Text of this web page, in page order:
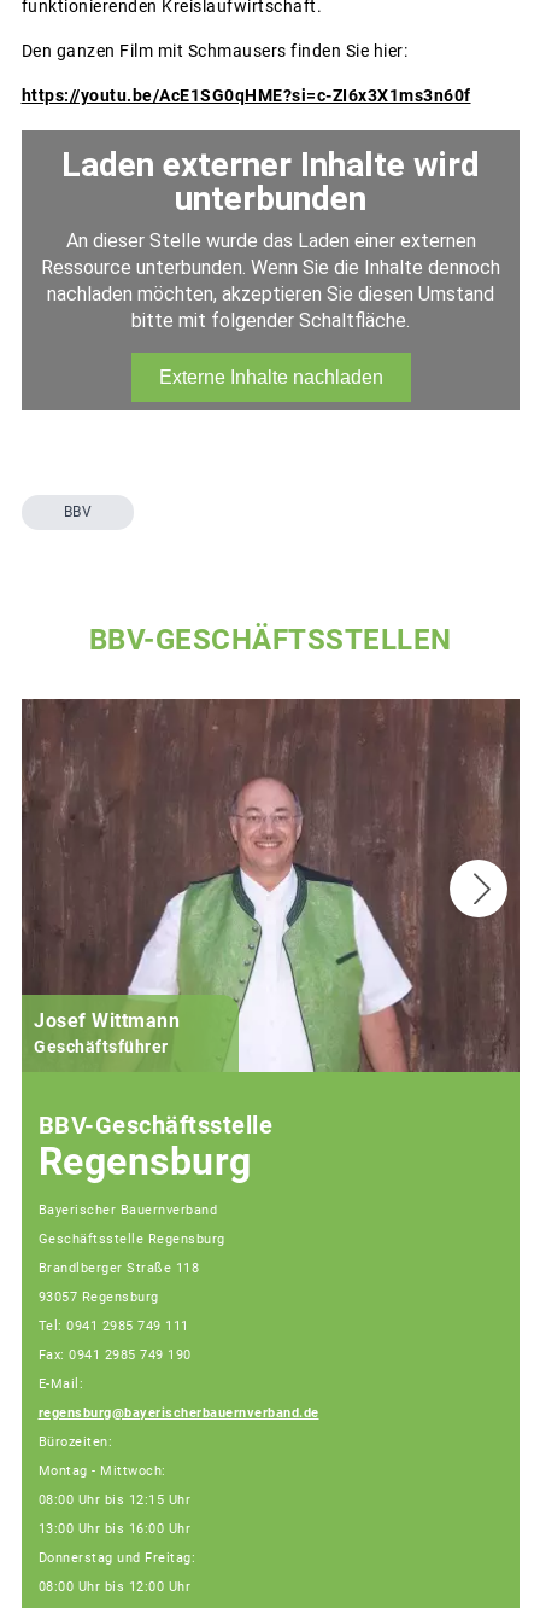
funktionierenden Kreislaufwirtschaft.
Den ganzen Film mit Schmausers finden Sie hier:
https://youtu.be/AcE1SG0qHME?si=c-ZI6x3X1ms3n60f
BBV
BBV-GESCHÄFTSSTELLEN
Josef Wittmann
Geschäftsführer
BBV-Geschäftsstelle
Regensburg
Bayerischer Bauernverband
Geschäftsstelle Regensburg
Brandlberger Straße 118
93057 Regensburg
Tel: 0941 2985 749 111
Fax: 0941 2985 749 190
E-Mail:
regensburg@bayerischerbauernverband.de
Bürozeiten:
Montag - Mittwoch:
08:00 Uhr bis 12:15 Uhr
13:00 Uhr bis 16:00 Uhr
Donnerstag und Freitag:
08:00 Uhr bis 12:00 Uhr